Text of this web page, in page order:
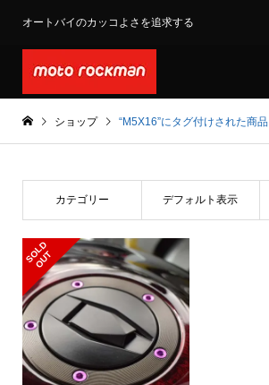
オートバイのカッコよさを追求する
ショップ “M5X16”にタグ付けされた商品
カテゴリー デフォルト表示
S
O
L
D
O
U
T